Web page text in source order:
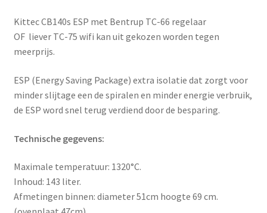
Kittec CB140s ESP met Bentrup TC-66 regelaar
OF liever TC-75 wifi kan uit gekozen worden tegen
meerprijs.
ESP (Energy Saving Package) extra isolatie dat zorgt voor
minder slijtage een de spiralen en minder energie verbruik,
de ESP word snel terug verdiend door de besparing.
Technische gegevens:
Maximale temperatuur: 1320°C.
Inhoud: 143 liter.
Afmetingen binnen: diameter 51cm hoogte 69 cm.